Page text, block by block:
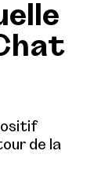
de la